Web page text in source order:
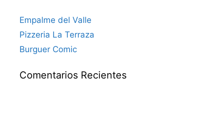
Empalme del Valle
Pizzeria La Terraza
Burguer Comic
Comentarios Recientes